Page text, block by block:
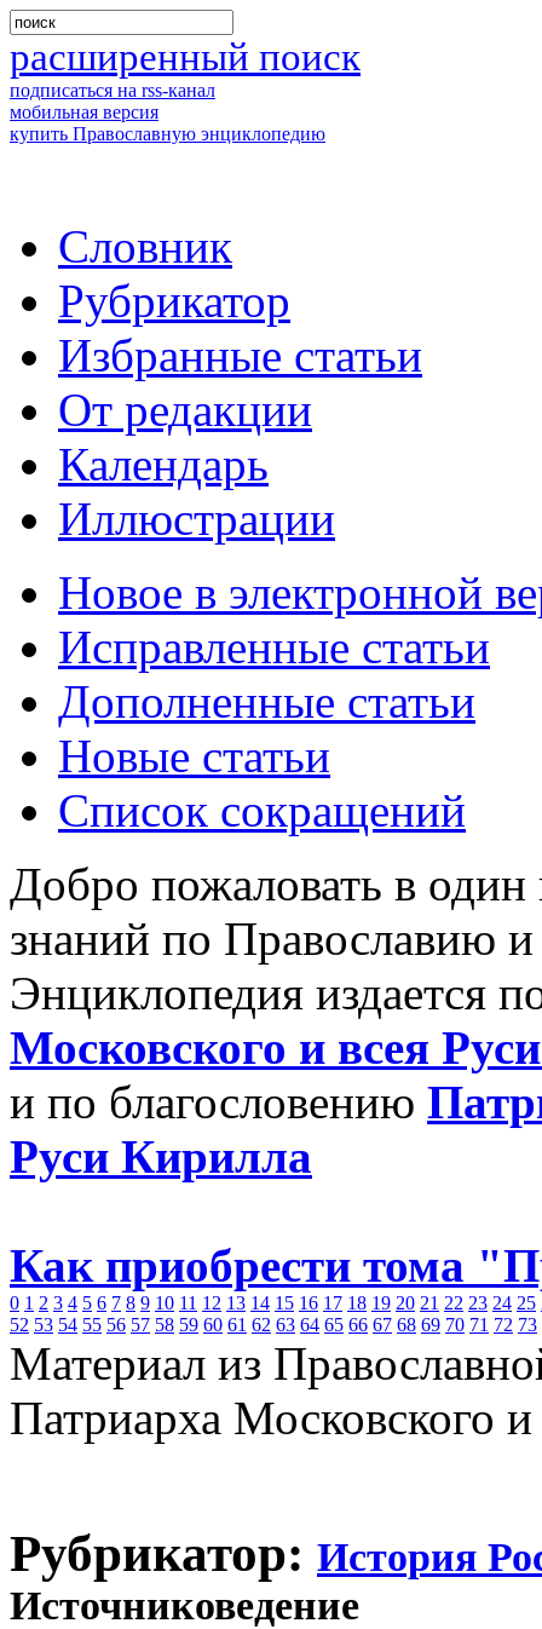
расширенный поиск
подписаться на rss-канал
мобильная версия
купить Православную энциклопедию
Словник
Рубрикатор
Избранные статьи
От редакции
Календарь
Иллюстрации
Новое в электронной
Исправленные статьи
Дополненные статьи
Новые статьи
Список сокращений
Добро пожаловать в
знаний по Православию
Энциклопедия издается
Московского и всея
и по благословению
Руси Кирилла
Как приобрести тома
0 1 2 3 4 5 6 7 8 9 10 11 12 13 14 15 16 17 18 19 20 21 22 23 24 25
52 53 54 55 56 57 58 59 60 61 62 63 64 65 66 67 68 69 70 71 72 73
Материал из
Патриарха Московского
Рубрикатор: История
Источниковедение